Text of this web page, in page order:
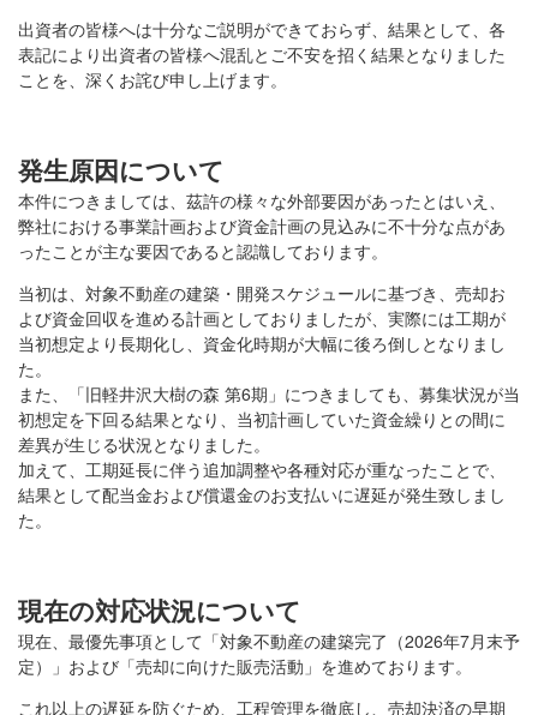
出資者の皆様へは十分なご説明ができておらず、結果として、各
表記により出資者の皆様へ混乱とご不安を招く結果となりました
ことを、深くお詫び申し上げます。
発生原因について
本件につきましては、茲許の様々な外部要因があったとはいえ、
弊社における事業計画および資金計画の見込みに不十分な点があ
ったことが主な要因であると認識しております。
当初は、対象不動産の建築・開発スケジュールに基づき、売却お
よび資金回収を進める計画としておりましたが、実際には工期が
当初想定より長期化し、資金化時期が大幅に後ろ倒しとなりまし
た。
また、「旧軽井沢大樹の森 第6期」につきましても、募集状況が当
初想定を下回る結果となり、当初計画していた資金繰りとの間に
差異が生じる状況となりました。
加えて、工期延長に伴う追加調整や各種対応が重なったことで、
結果として配当金および償還金のお支払いに遅延が発生致しまし
た。
現在の対応状況について
現在、最優先事項として「対象不動産の建築完了（2026年7月末予
定）」および「売却に向けた販売活動」を進めております。
これ以上の遅延を防ぐため、工程管理を徹底し、売却決済の早期